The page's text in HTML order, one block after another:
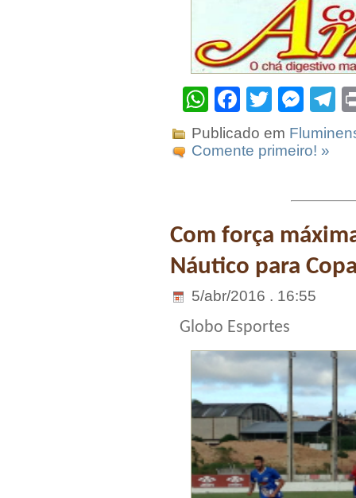
WhatsApp
Facebook
Twitter
Publicado em
Comente primeiro! »
Com força
Náutico para
5/abr/2016 . 16:55
Globo Esportes